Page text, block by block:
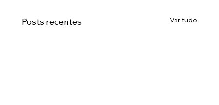
Posts recentes Ver tudo